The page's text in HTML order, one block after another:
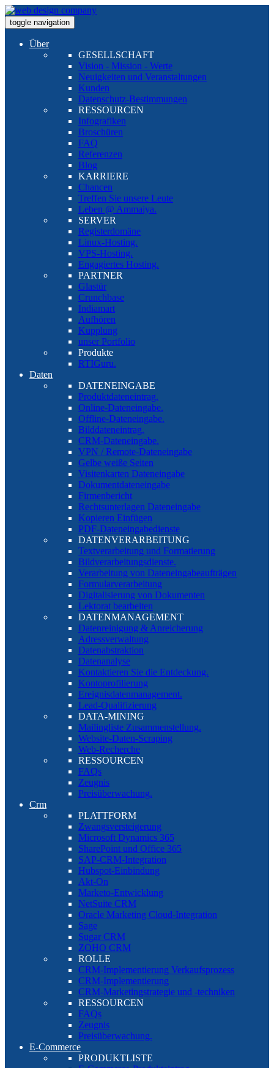
toggle navigation
Über
GESELLSCHAFT
Vision - Mission - Werte
Neuigkeiten und Veranstaltungen
Kunden
Datenschutz-Bestimmungen
RESSOURCEN
Infografiken
Broschüren
FAQ
Referenzen
Blog
KARRIERE
Chancen
Treffen Sie unsere Leute
Leben @ Ammaiya.
SERVER
Registerdomäne
Linux-Hosting.
VPS-Hosting.
Engagiertes Hosting.
PARTNER
Glastür
Crunchbase
Indiamart
Aufhören
Kupplung
unser Portfolio
Produkte
RTIGuru.
Daten
DATENEINGABE
Produktdateneintrag.
Online-Dateneingabe.
Offline-Dateneingabe.
Bilddateneintrag.
CRM-Dateneingabe.
VPN / Remote-Dateneingabe
Gelbe weiße Seiten
Visitenkarten Dateneingabe
Dokumentdateneingabe
Firmenbericht
Rechtsunterlagen Dateneingabe
Kopieren Einfügen
PDF-Dateneingabedienste
DATENVERARBEITUNG
Textverarbeitung und Formatierung
Bildverarbeitungsdienste.
Verarbeitung von Dateneingabeaufträgen
Formularverarbeitung
Digitalisierung von Dokumenten
Lektorat bearbeiten
DATENMANAGEMENT
Datenreinigung & Anreicherung
Adressverwaltung
Datenabstraktion
Datenanalyse
Kontaktieren Sie die Entdeckung.
Kontoprofilierung
Ereignisdatenmanagement.
Lead-Qualifizierung
DATA-MINING
Mailingliste Zusammenstellung.
Website-Daten-Scraping
Web-Recherche
RESSOURCEN
FAQs
Zeugnis
Preisüberwachung.
Crm
PLATTFORM
Zwangsversteigerung
Microsoft Dynamics 365
SharePoint und Office 365
SAP-CRM-Integration
Hubspot-Einbindung
Akt-On
Marketo-Entwicklung
NetSuite CRM
Oracle Marketing Cloud-Integration
Sage
Sugar CRM
ZOHO CRM
ROLLE
CRM-Implementierung Verkaufsprozess
CRM-Implementierung
CRM-Marketingstrategie und -techniken
RESSOURCEN
FAQs
Zeugnis
Preisüberwachung.
E-Commerce
PRODUKTLISTE